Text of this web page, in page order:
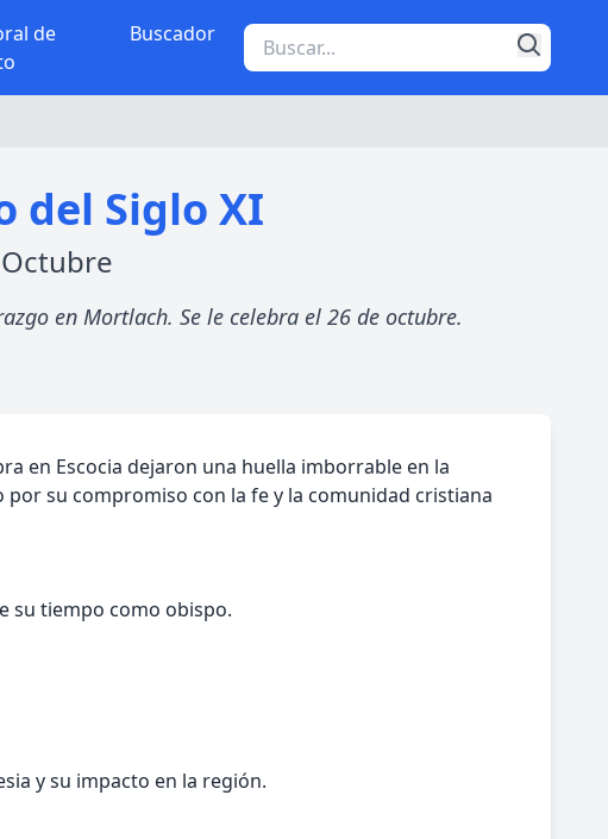
de
Buscador
del Siglo XI
en Mortlach. Se le celebra el 26 de octubre.
en Escocia dejaron una huella imborrable en la
su compromiso con la fe y la comunidad cristiana
su tiempo como obispo.
y su impacto en la región.